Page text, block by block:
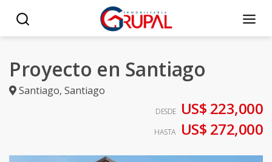
Proyecto en Santiago
Santiago, Santiago
DESDE US$ 223,000
HASTA US$ 272,000